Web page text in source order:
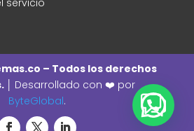
servicio
– Todos los derechos
Desarrollado con ❤️ por
ByteGlobal.